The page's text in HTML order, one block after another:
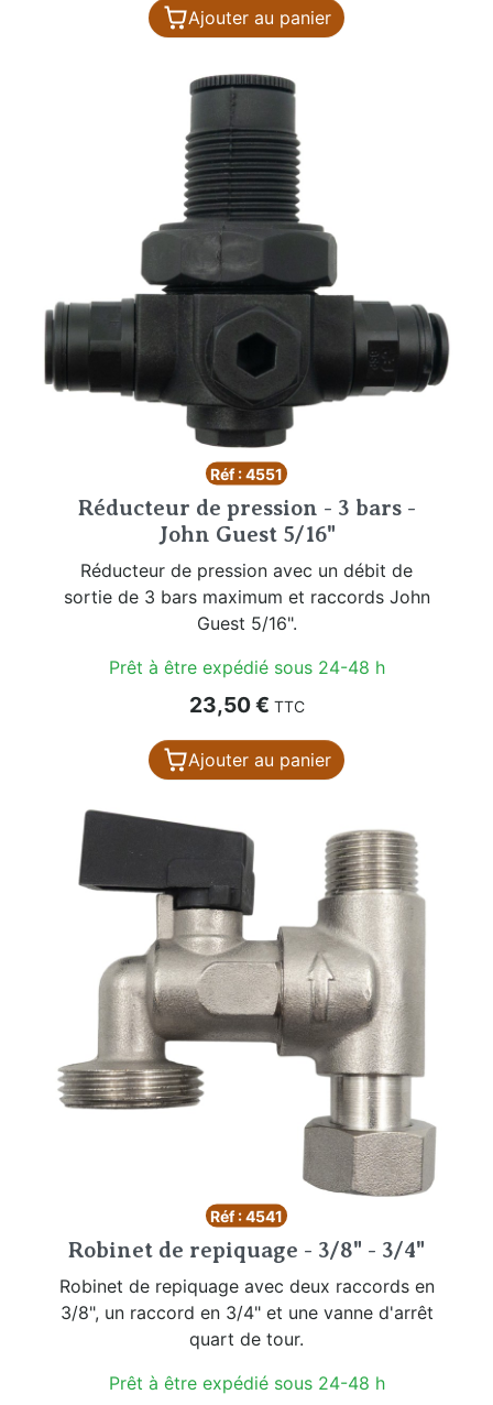
Ajouter au panier
Réf : 4551
Réducteur de pression - 3 bars -
John Guest 5/16"
Réducteur de pression avec un débit de
sortie de 3 bars maximum et raccords John
Guest 5/16".
Prêt à être expédié sous 24-48 h
Prix
23,50 € TTC
Ajouter au panier
Réf : 4541
Robinet de repiquage - 3/8" - 3/4"
Robinet de repiquage avec deux raccords en
3/8", un raccord en 3/4" et une vanne d'arrêt
quart de tour.
Prêt à être expédié sous 24-48 h